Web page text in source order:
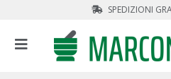
SPEDIZIONI